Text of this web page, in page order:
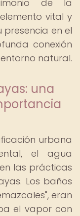
de la
vital y
en el
conexión
natural.
una
urbana
el agua
las prácticas
Los baños
eran
el vapor con